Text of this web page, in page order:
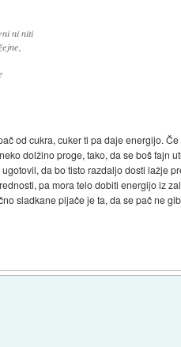
ni niti
od cukra, cuker ti pa daje energijo.
dolžino proge, tako, da se boš fajn
da bo tisto razdaljo dosti lažje
pa mora telo dobiti energijo iz
sladkane pijače je ta, da se pač ne